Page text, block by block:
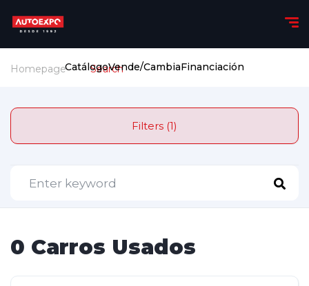
CatálogoVende/CambiaFinanciación
Homepage Search
Filters (1)
0 Carros Usados